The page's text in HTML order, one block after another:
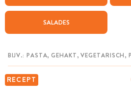
SALADES
RECEPT
WEEKMENU
CHAT MET MAIA
MIJN BEWAARDE RECEPTEN